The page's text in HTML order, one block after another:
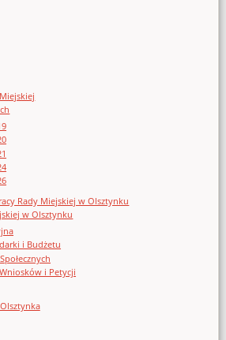
Rady Miejskiej w Olsztynku
w Olsztynku
i Budżetu
i Petycji